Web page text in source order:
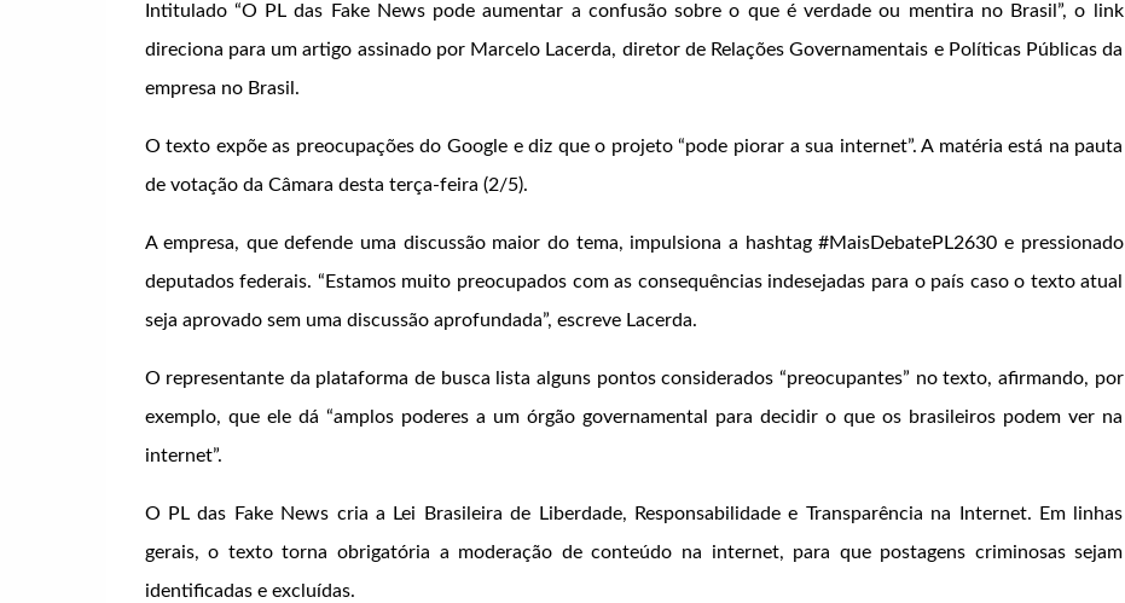
Intitulado “O PL das Fake News pode aumentar a confusão sobre o que é verdade ou mentira no Brasil”, o link
direciona para um artigo assinado por Marcelo Lacerda, diretor de Relações Governamentais e Políticas Públicas da
empresa no Brasil.
O texto expõe as preocupações do Google e diz que o projeto “pode piorar a sua internet”. A matéria está na pauta
de votação da Câmara desta terça-feira (2/5).
A empresa, que defende uma discussão maior do tema, impulsiona a hashtag #MaisDebatePL2630 e pressionado
deputados federais. “Estamos muito preocupados com as consequências indesejadas para o país caso o texto atual
seja aprovado sem uma discussão aprofundada”, escreve Lacerda.
O representante da plataforma de busca lista alguns pontos considerados “preocupantes” no texto, afirmando, por
exemplo, que ele dá “amplos poderes a um órgão governamental para decidir o que os brasileiros podem ver na
internet”.
O PL das Fake News cria a Lei Brasileira de Liberdade, Responsabilidade e Transparência na Internet. Em linhas
gerais, o texto torna obrigatória a moderação de conteúdo na internet, para que postagens criminosas sejam
identificadas e excluídas.